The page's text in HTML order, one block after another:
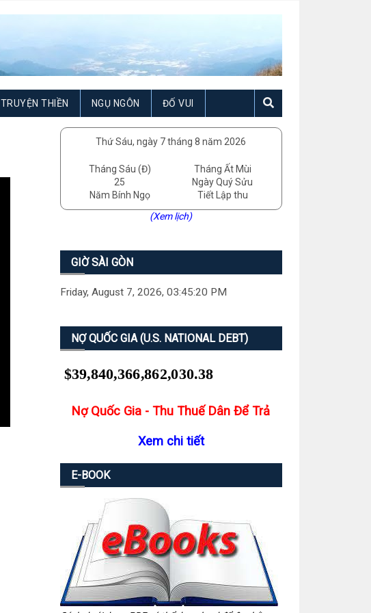
TRUYỆN THIỀN NGỤ NGÔN ĐỐ VUI
Thứ Sáu, ngày 7 tháng 8 năm 2026
Tháng Sáu (Đ)
25
Năm Bính Ngọ
Tháng Ất Mùi
Ngày Quý Sửu
Tiết Lập thu
(Xem lịch)
GIỜ SÀI GÒN
Friday, August 7, 2026, 03:45:20 PM
NỢ QUỐC GIA (U.S. NATIONAL DEBT)
Nợ Quốc Gia - Thu Thuế Dân Để Trả
Xem chi tiết
E-BOOK